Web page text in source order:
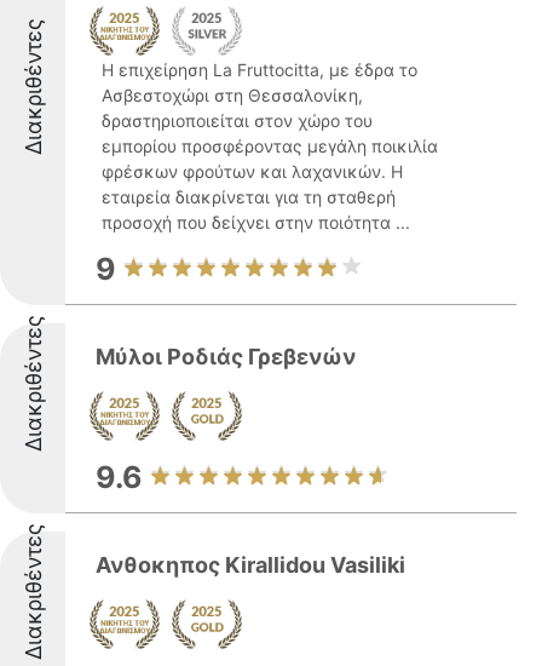
Διακριθέντες
Η επιχείρηση La Fruttocitta, με έδρα το
Ασβεστοχώρι στη Θεσσαλονίκη,
δραστηριοποιείται στον χώρο του
εμπορίου προσφέροντας μεγάλη ποικιλία
φρέσκων φρούτων και λαχανικών. Η
εταιρεία διακρίνεται για τη σταθερή
προσοχή που δείχνει στην ποιότητα ...
9
Διακριθέντες Μύλοι Ροδιάς Γρεβενών
9.6
Διακριθέντες Ανθοκηπος Kirallidou Vasiliki